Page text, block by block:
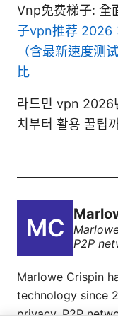
Vnp免费梯子: 全
子vpn推荐 2026
（含最新速度
比
라드민 vpn 2026
치부터 활용 꿀팁
P2P
Marlowe Crispin
technology since
privacy, P2P